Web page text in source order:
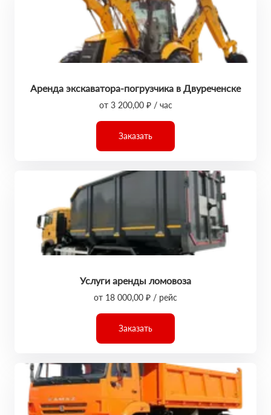
Аренда экскаватора-погрузчика в Двуреченске
от 3 200,00 ₽ / час
Заказать
Услуги аренды ломовоза
от 18 000,00 ₽ / рейс
Заказать